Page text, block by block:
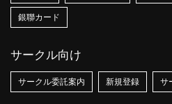
銀聯カード
サークル向け
サークル委託案内 新規登録 サ